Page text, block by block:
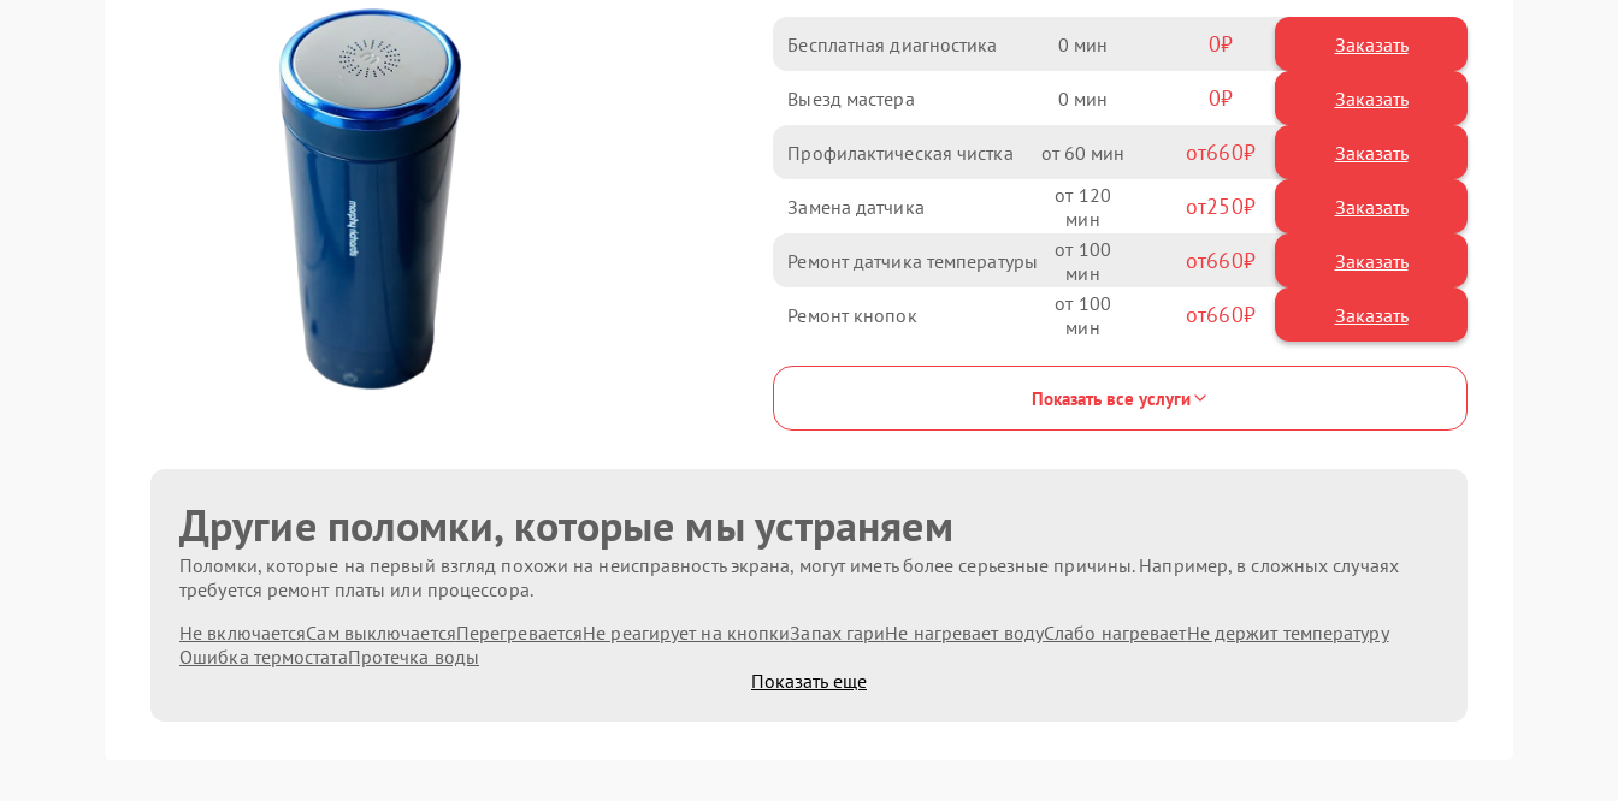
Бесплатная диагностика 0 0 Заказать
Выезд мастера 0 0 Заказать
Профилактическая чистка 60 660
Замена датчика 120 250
Ремонт датчика температуры 100 660
Ремонт кнопок 100 660
Показать все услуги
Другие поломки, которые мы устраняем
Поломки, которые на первый взгляд похожи на неисправность экрана, могут иметь более серьезные причины. Например, в сложных случаях
требуется ремонт платы или процессора.
Не включаетсяСам выключаетсяПерегреваетсяНе реагирует на кнопкиЗапах гариНе нагревает водуСлабо нагреваетНе держит температуру
Ошибка термостатаПротечка воды
Показать еще